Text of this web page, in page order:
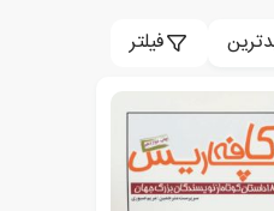
فیلتر